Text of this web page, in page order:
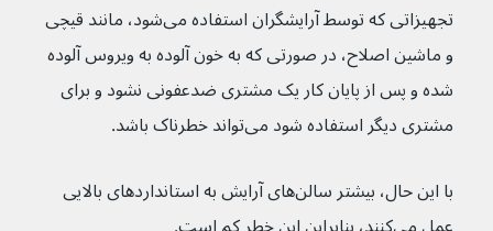
تجهیزاتی که توسط آرایشگران استفاده می‌شود، مانند قیچی
و ماشین اصلاح، در صورتی که به خون آلوده به ویروس آلوده
شده و پس از پایان کار یک مشتری ضدعفونی نشود و برای
مشتری دیگر استفاده شود می‌تواند خطرناک باشد.
با این حال، بیشتر سالن‌های آرایش به استانداردهای بالایی